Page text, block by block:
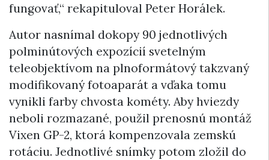
fungovať,“ rekapituloval Peter Horálek.
Autor nasnímal dokopy 90 jednotlivých
polminútových expozícií svetelným
teleobjektívom na plnoformátový takzvaný
modifikovaný fotoaparát a vďaka tomu
vynikli farby chvosta kométy. Aby hviezdy
neboli rozmazané, použil prenosnú montáž
Vixen GP-2, ktorá kompenzovala zemskú
rotáciu. Jednotlivé snímky potom zložil do